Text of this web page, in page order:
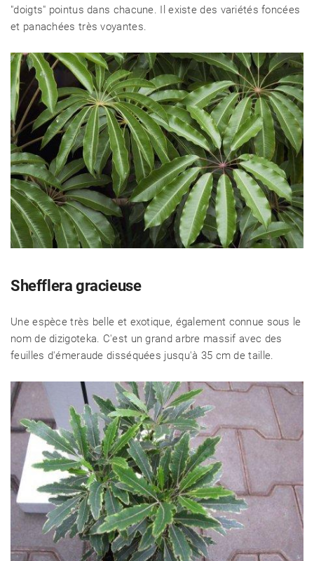
"doigts" pointus dans chacune. Il existe des variétés foncées
et panachées très voyantes.
Shefflera gracieuse
Une espèce très belle et exotique, également connue sous le
nom de dizigoteka. C'est un grand arbre massif avec des
feuilles d'émeraude disséquées jusqu'à 35 cm de taille.
CÉLÉBRITÉS
LA BEAUTÉ
MODE DE VIE
MAISON ET FAMILLE
RECETTES
CHALET D'ÉTÉ ET JARDIN